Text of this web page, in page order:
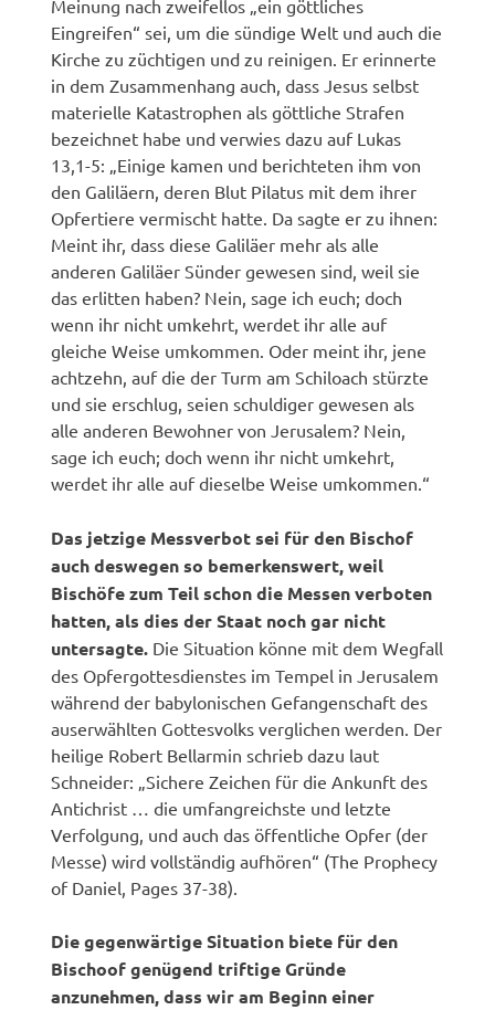
Meinung nach zweifellos „ein göttliches
Eingreifen“ sei, um die sündige Welt und auch die
Kirche zu züchtigen und zu reinigen. Er erinnerte
in dem Zusammenhang auch, dass Jesus selbst
materielle Katastrophen als göttliche Strafen
bezeichnet habe und verwies dazu auf Lukas
13,1-5: „Einige kamen und berichteten ihm von
den Galiläern, deren Blut Pilatus mit dem ihrer
Opfertiere vermischt hatte. Da sagte er zu ihnen:
Meint ihr, dass diese Galiläer mehr als alle
anderen Galiläer Sünder gewesen sind, weil sie
das erlitten haben? Nein, sage ich euch; doch
wenn ihr nicht umkehrt, werdet ihr alle auf
gleiche Weise umkommen. Oder meint ihr, jene
achtzehn, auf die der Turm am Schiloach stürzte
und sie erschlug, seien schuldiger gewesen als
alle anderen Bewohner von Jerusalem? Nein,
sage ich euch; doch wenn ihr nicht umkehrt,
werdet ihr alle auf dieselbe Weise umkommen.“
Das jetzige Messverbot sei für den Bischof
auch deswegen so bemerkenswert, weil
Bischöfe zum Teil schon die Messen verboten
hatten, als dies der Staat noch gar nicht
untersagte. Die Situation könne mit dem Wegfall
des Opfergottesdienstes im Tempel in Jerusalem
während der babylonischen Gefangenschaft des
auserwählten Gottesvolks verglichen werden. Der
heilige Robert Bellarmin schrieb dazu laut
Schneider: „Sichere Zeichen für die Ankunft des
Antichrist … die umfangreichste und letzte
Verfolgung, und auch das öffentliche Opfer (der
Messe) wird vollständig aufhören“ (The Prophecy
of Daniel, Pages 37-38).
Die gegenwärtige Situation biete für den
Bischoof genügend triftige Gründe
anzunehmen, dass wir am Beginn einer